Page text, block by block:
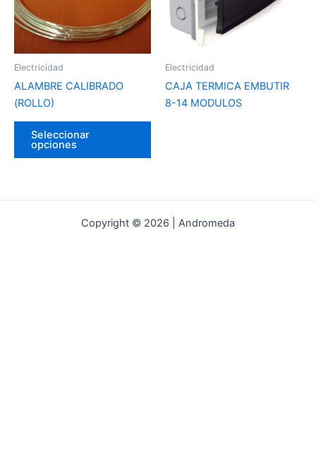
Electricidad
ALAMBRE CALIBRADO
(ROLLO)
Seleccionar
opciones
Las
opciones
producto
Electricidad
CAJA TERMICA EMBUTIR
8-14 MODULOS
Copyright © 2026 | Andromeda